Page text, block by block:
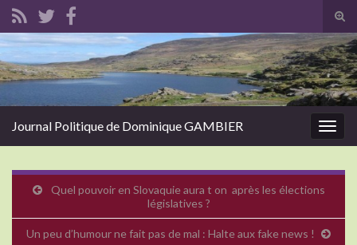
Search for:
Journal Politique de Dominique GAMBIER
Quel pouvoir en Slovaquie aura t on après les élections
législatives ?
Un peu d’humour ne fait pas de mal : Halte aux fake news !